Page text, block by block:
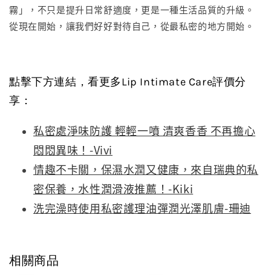
霧」，不只是提升日常舒適度，更是一種生活品質的升級。
從現在開始，讓我們好好對待自己，從最私密的地方開始。
點擊下方連結，看更多Lip Intimate Care評價分
享：
私密處淨味防護 輕輕一噴 清爽香香 不再擔心
悶悶異味！-Vivi
情趣不卡關，保濕水潤又健康，來自瑞典的私
密保養，水性潤滑液推薦！-Kiki
洗完澡時使用私密護理油彈潤光澤肌膚-珊迪
相關商品